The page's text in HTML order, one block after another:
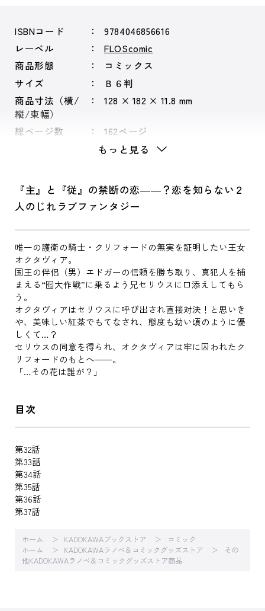
ISBNコード
9784046856616
レーベル
FLOScomic
商品形態
コミックス
サイズ
Ｂ６判
商品寸法（横/
縦/束幅）
128 × 182 × 11.8 mm
総ページ数 162ページ
もっと見る
『主』と『従』の禁断の恋――？恋を知らない２
人のじれラブファンタジー
唯一の護衛の騎士・クリフォードの無実を証明したい王女
オクタヴィア。
国王の伴侶（男）エドガーの信頼を勝ち取り、真犯人を捕
まえる“囮大作戦”に乗るよう兄セリウスに口添えしてもら
う。
オクタヴィアはセリウスに呼び出され直接対決！と思いき
や、美味しい紅茶でもてなされ、態度も幼い頃のように優
しくて…？
セリウスの同意を得られ、オクタヴィアは牢に囚われたク
リフォードのもとへ――。
「…その花は誰が？」
目次
第32話
第33話
第34話
第35話
第36話
第37話
ホーム KADOKAWAブックストア
コミック
ホーム
KADOKAWAラノベ＆コミックグッズストア
その
他KADOKAWAラノベ＆コミックグッズストア商品